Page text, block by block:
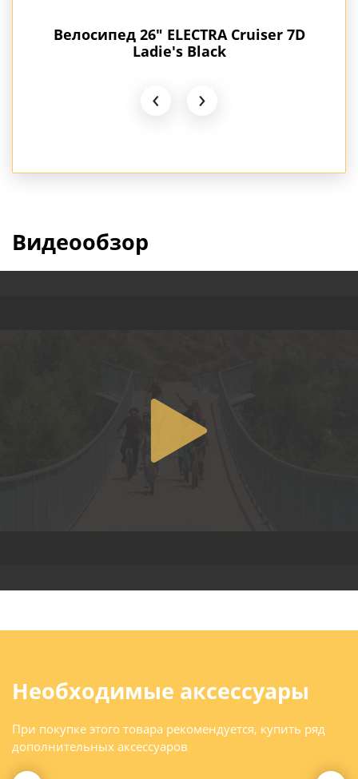
Велосипед 26" ELECTRA Cruiser 7D
Ladie's Light Blue
‹ ›
Видеообзор
Необходимые аксессуары
При покупке этого товара рекомендуется, купить ряд
дополнительных аксессуаров